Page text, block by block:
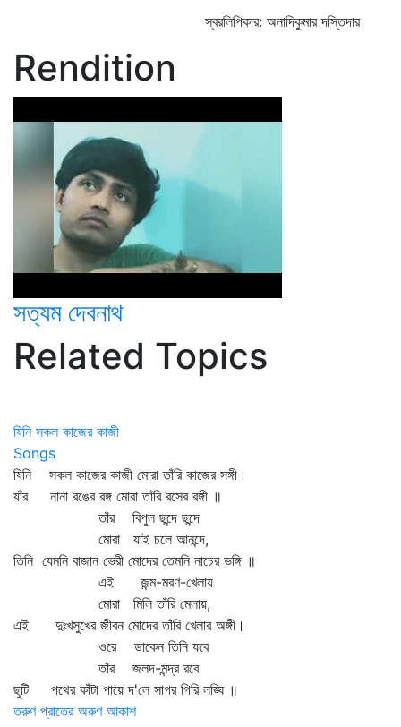
স্বরলিপিকার: অনাদিকুমার দস্তিদার
Rendition
সত্যম দেবনাথ
Related Topics
যিনি সকল কাজের কাজী
Songs
যিনি সকল কাজের কাজী মোরা তাঁরি কাজের সঙ্গী।
যাঁর নানা রঙের রঙ্গ মোরা তাঁরি রসের রঙ্গী ॥
তাঁর বিপুল ছন্দে ছন্দে
মোরা যাই চলে আনন্দে,
তিনি যেমনি বাজান ভেরী মোদের তেমনি নাচের ভঙ্গি ॥
এই জন্ম-মরণ-খেলায়
মোরা মিলি তাঁরি মেলায়,
এই দুঃখসুখের জীবন মোদের তাঁরি খেলার অঙ্গী।
ওরে ডাকেন তিনি যবে
তাঁর জলদ-মন্দ্র রবে
ছুটি পথের কাঁটা পায়ে দ'লে সাগর গিরি লঙ্ঘি ॥
তরুণ প্রাতের অরুণ আকাশ